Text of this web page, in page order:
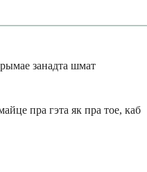
занадта шмат
пра гэта як пра тое, каб